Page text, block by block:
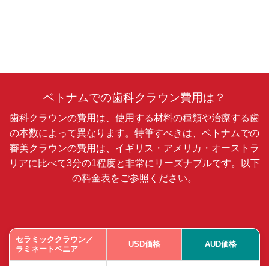
ベトナムでの歯科クラウン費用は？
歯科クラウンの費用は、使用する材料の種類や治療する歯
の本数によって異なります。特筆すべきは、ベトナムでの
審美クラウンの費用は、イギリス・アメリカ・オーストラ
リアに比べて3分の1程度と非常にリーズナブルです。以下
の料金表をご参照ください。
セラミッククラウン／
ラミネートベニア
USD価格 AUD価格